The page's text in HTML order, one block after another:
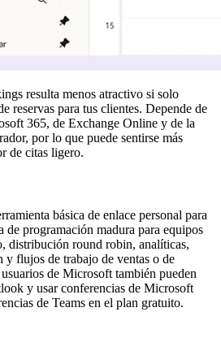
resulta menos atractivo si solo
reservas para tus clientes. Depende de
365, de Exchange Online y de la
por lo que puede sentirse más
de citas ligero.
básica de enlace personal para
de programación madura para equipos
distribución round robin, analíticas,
y flujos de trabajo de ventas o de
de Microsoft también pueden
y usar conferencias de Microsoft
de Teams en el plan gratuito.